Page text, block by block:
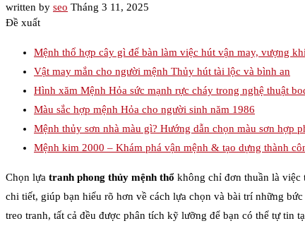
written by seo Tháng 3 11, 2025
Đề xuất
Mệnh thổ hợp cây gì để bàn làm việc hút vận may, vượng
Vật may mắn cho người mệnh Thủy hút tài lộc và bình an
Hình xăm Mệnh Hỏa sức mạnh rực cháy trong nghệ thuật
Màu sắc hợp mệnh Hỏa cho người sinh năm 1986
Mệnh thủy sơn nhà màu gì? Hướng dẫn chọn màu sơn hợp
Mệnh kim 2000 – Khám phá vận mệnh & tạo dựng thành
Chọn lựa tranh phong thủy mệnh thổ không chỉ đơn thuần là việc
chi tiết, giúp bạn hiểu rõ hơn về cách lựa chọn và bài trí những
treo tranh, tất cả đều được phân tích kỹ lưỡng để bạn có thể tự tin